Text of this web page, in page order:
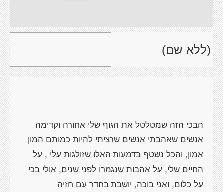
(ללא שם)
הבכי הזה שמטלטל את הגוף שלי אחורה וקדימה
אנשים שאהבתי אנשים שרציתי להיות כמותם המון
אמון, והכל נשטף בדמעות האלו שזולגות עלי , על
החיים שלי, על אהבות שנגמרו לפני שנים, אולי בכי
על כלום, ואני בוכה, יושבת בחדר עם חזיה